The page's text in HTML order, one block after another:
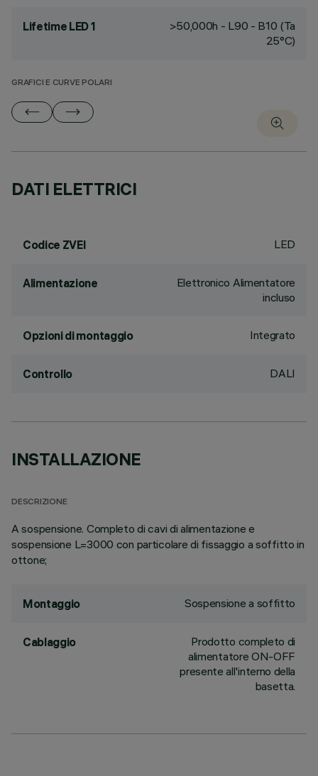
Lifetime LED 1
>50,000h - L90 - B10 (Ta
25°C)
GRAFICI E CURVE POLARI
DATI ELETTRICI
Codice ZVEI LED
Alimentazione
Elettronico Alimentatore
incluso
Opzioni di montaggio Integrato
Controllo DALI
INSTALLAZIONE
DESCRIZIONE
A sospensione. Completo di cavi di alimentazione e
sospensione L=3000 con particolare di fissaggio a soffitto in
ottone;
Montaggio Sospensione a soffitto
Cablaggio
Prodotto completo di
alimentatore ON-OFF
presente all'interno della
basetta.